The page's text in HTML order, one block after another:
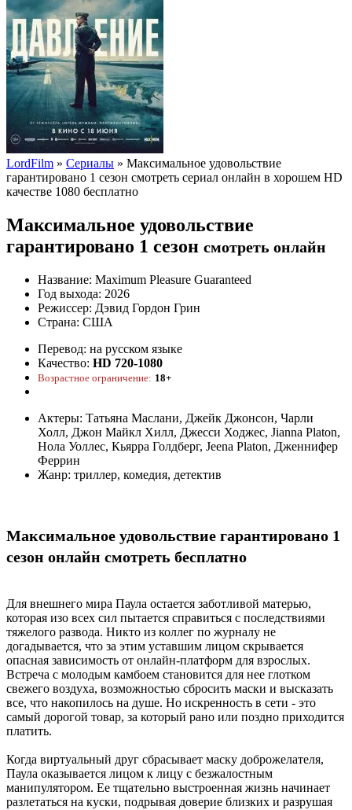
LordFilm » Сериалы » Максимальное удовольствие
гарантировано 1 сезон смотреть сериал онлайн в хорошем HD
качестве 1080 бесплатно
Максимальное удовольствие
гарантировано 1 сезон смотреть онлайн
Название: Maximum Pleasure Guaranteed
Год выхода: 2026
Режиссер: Дэвид Гордон Грин
Страна: США
Перевод: на русском языке
Качество: HD 720-1080
Возрастное ограничение: 18+
Актеры: Татьяна Маслани, Джейк Джонсон, Чарли
Холл, Джон Майкл Хилл, Джесси Ходжес, Jianna Platon,
Нола Уоллес, Кьярра Голдберг, Jeena Platon, Дженнифер
Феррин
Жанр: триллер, комедия, детектив
Максимальное удовольствие гарантировано 1
сезон онлайн смотреть бесплатно
Для внешнего мира Паула остается заботливой матерью,
которая изо всех сил пытается справиться с последствиями
тяжелого развода. Никто из коллег по журналу не
догадывается, что за этим уставшим лицом скрывается
опасная зависимость от онлайн-платформ для взрослых.
Встреча с молодым камбоем становится для нее глотком
свежего воздуха, возможностью сбросить маски и высказать
все, что накопилось на душе. Но искренность в сети - это
самый дорогой товар, за который рано или поздно приходится
платить.
Когда виртуальный друг сбрасывает маску доброжелателя,
Паула оказывается лицом к лицу с безжалостным
манипулятором. Ее тщательно выстроенная жизнь начинает
разлетаться на куски, подрывая доверие близких и разрушая